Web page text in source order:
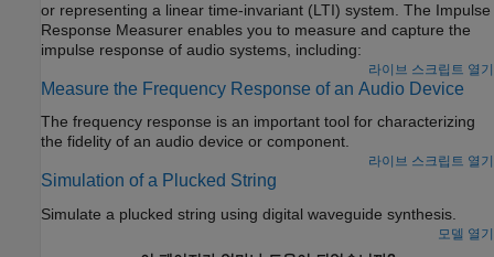
or representing a linear time-invariant (LTI) system. The Impulse
Response Measurer enables you to measure and capture the
impulse response of audio systems, including:
라이브 스크립트 열기
Measure the Frequency Response of an Audio Device
The frequency response is an important tool for characterizing
the fidelity of an audio device or component.
라이브 스크립트 열기
Simulation of a Plucked String
Simulate a plucked string using digital waveguide synthesis.
모델 열기